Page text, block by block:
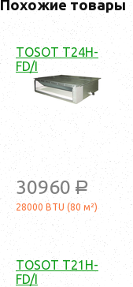
Похожие товары
TOSOT T24H-
FD/I
30960 a
28000 BTU (80 м²)
TOSOT T21H-
FD/I